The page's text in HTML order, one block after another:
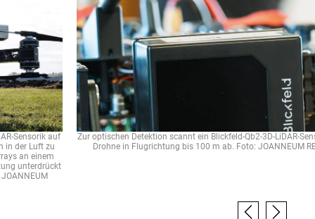
Zur optischen Detektion scannt ein Blickfeld-Qb2-3D-LiDAR-Sensor das Sichtfeld der
Drohne in Flugrichtung bis 100 m ab. Foto: JOANNEUM RESEARCH/Raiser